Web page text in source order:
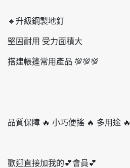
🔹升級鋼製地釘
堅固耐用 受力面積大
搭建帳篷常用產品 💯💯💯
品質保障 🔥 小巧便搖 🔥 多用途 🔥
歡迎直接加我的💕會員💕